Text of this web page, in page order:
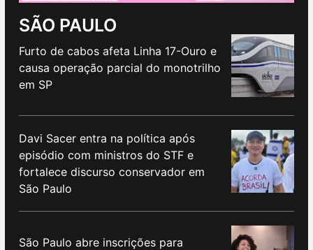
SÃO PAULO
Furto de cabos afeta Linha 17-Ouro e
causa operação parcial do monotrilho
em SP
Davi Sacer entra na política após
episódio com ministros do STF e
fortalece discurso conservador em
São Paulo
São Paulo abre inscrições para